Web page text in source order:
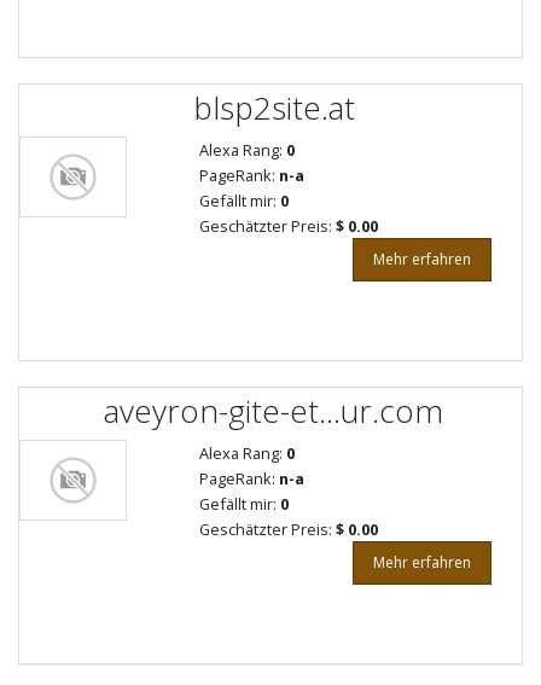
blsp2site.at
Alexa Rang: 0
PageRank: n-a
Gefällt mir: 0
Geschätzter Preis: $ 0.00
Mehr erfahren
aveyron-gite-et...ur.com
Alexa Rang: 0
PageRank: n-a
Gefällt mir: 0
Geschätzter Preis: $ 0.00
Mehr erfahren